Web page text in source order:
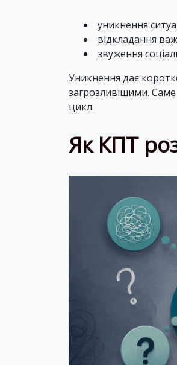
уникнення
відкладання
звуження
Уникнення дає
загрозливішими.
цикл.
Як КПТ